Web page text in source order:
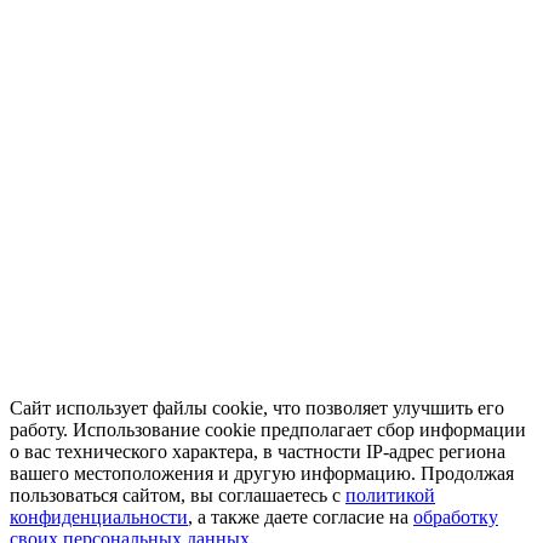
Сайт использует файлы cookie, что позволяет улучшить его
работу. Использование cookie предполагает сбор информации
о вас технического характера, в частности IP-адрес региона
вашего местоположения и другую информацию. Продолжая
пользоваться сайтом, вы соглашаетесь с политикой
конфиденциальности, а также даете согласие на обработку
своих персональных данных.